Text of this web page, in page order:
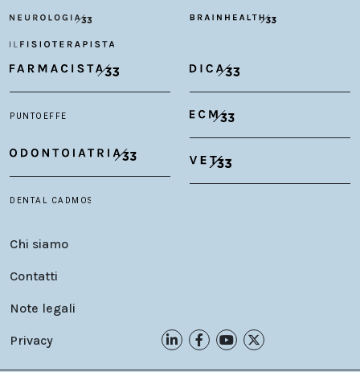
Chi siamo
Contatti
Note legali
Privacy